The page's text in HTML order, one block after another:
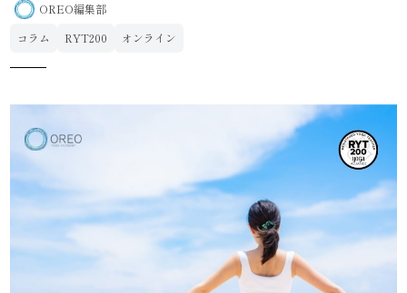
OREO編集部
コラム
RYT200 オンライン